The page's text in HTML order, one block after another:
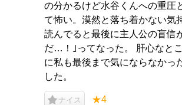
の分かるけど水谷くんへの重圧
て怖い。漠然と落ち着かない気
読んでると最後に主人公の盲信
だ…！｣ってなった。 肝心なと
に私も最後まで気にならなかっ
した。
ナイス ★4